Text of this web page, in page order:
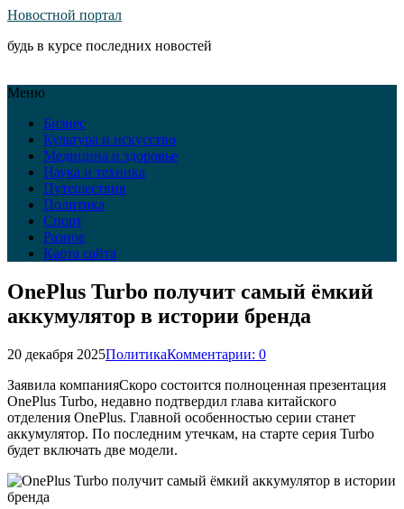
Новостной портал
будь в курсе последних новостей
Меню
Бизнес
Культура и искусство
Медицина и здоровье
Наука и техника
Путешествия
Политика
Спорт
Разное
Карта сайта
OnePlus Turbo получит самый ёмкий
аккумулятор в истории бренда
20 декабря 2025ПолитикаКомментарии: 0
Заявила компанияСкоро состоится полноценная презентация
OnePlus Turbo, недавно подтвердил глава китайского
отделения OnePlus. Главной особенностью серии станет
аккумулятор. По последним утечкам, на старте серия Turbo
будет включать две модели.